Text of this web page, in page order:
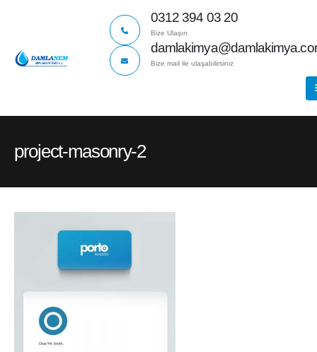
0312 394 03 20
Bize Ulaşın
Bize mail ile ulaşabilirsiniz
project-masonry-2